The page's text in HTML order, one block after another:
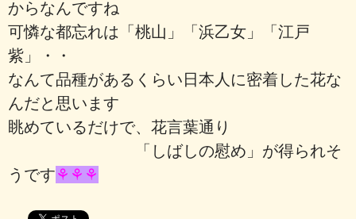
からなんですね
可憐な都忘れは「桃山」「浜乙女」「江戸
紫」・・
なんて品種があるくらい日本人に密着した花な
んだと思います
眺めているだけで、花言葉通り
「しばしの慰め」が得られそ
うです⚘⚘⚘